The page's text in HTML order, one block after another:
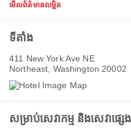
មើលព័ត៌មានលម្អិត
ទីតាំង
411 New York Ave NE
Northeast, Washington 20002
សម្រាប់សេវាកម្ម និងសេវាផ្សេ